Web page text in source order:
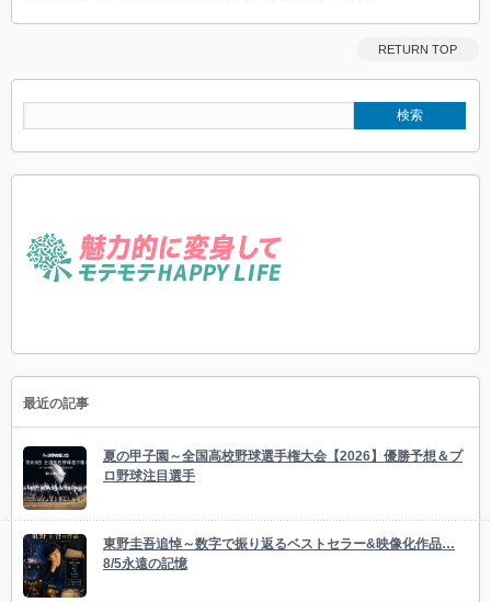
RETURN TOP
最近の記事
夏の甲子園～全国高校野球選手権大会【2026】優勝予想＆プ
ロ野球注目選手
東野圭吾追悼～数字で振り返るベストセラー&映像化作品…
8/5永遠の記憶